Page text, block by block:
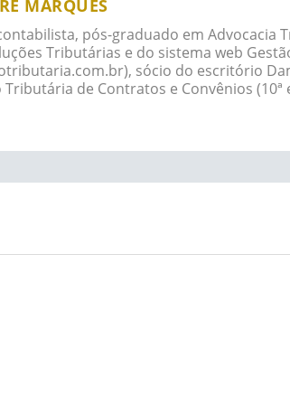
MARQUES
pós-graduado em Advocacia
Tributárias e do sistema web
sócio do escritório
Tributária de Contratos e Convênios